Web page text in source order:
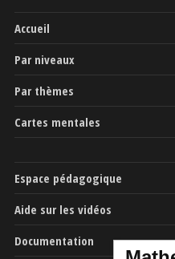
Accueil
Par niveaux
Par thèmes
Cartes mentales
Espace pédagogique
Aide sur les vidéos
Documentation